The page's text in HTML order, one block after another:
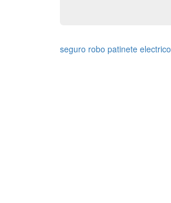
seguro robo patinete electrico